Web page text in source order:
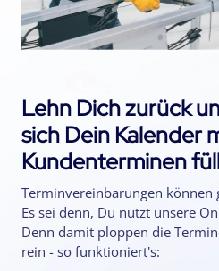
Lehn Dich zurück
sich Dein Kalender
Kundenterminen
Terminvereinbarungen können
Es sei denn, Du nutzt unsere
Denn damit ploppen die
rein - so funktioniert's: